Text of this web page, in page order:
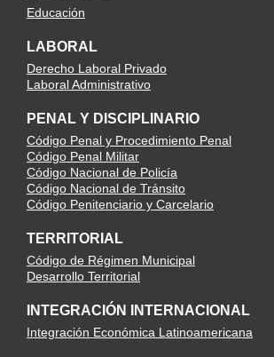
Educación
LABORAL
Derecho Laboral Privado
Laboral Administrativo
PENAL Y DISCIPLINARIO
Código Penal y Procedimiento Penal
Código Penal Militar
Código Nacional de Policía
Código Nacional de Tránsito
Código Penitenciario y Carcelario
TERRITORIAL
Código de Régimen Municipal
Desarrollo Territorial
INTEGRACIÓN INTERNACIONAL
Integración Económica Latinoamericana